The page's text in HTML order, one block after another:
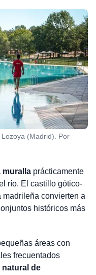
(Madrid). Por
muralla prácticamente
río. El castillo gótico-
madrileña convierten a
históricos más
áreas con
frecuentados
natural de